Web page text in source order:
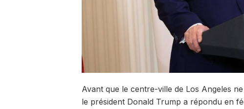
Avant que le centre-ville de Los Angeles
le président Donald Trump a répondu en